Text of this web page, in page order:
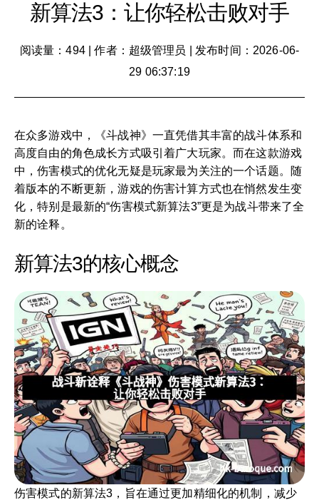
新算法3：让你轻松击败对手
阅读量：494|作者：超级管理员
发布时间：2026-06-
29 06:37:19
在众多游戏中，《斗战神》一直凭借其丰富的战斗体系和
高度自由的角色成长方式吸引着广大玩家。而在这款游戏
中，伤害模式的优化无疑是玩家最为关注的一个话题。随
着版本的不断更新，游戏的伤害计算方式也在悄然发生变
化，特别是最新的“伤害模式新算法3”更是为战斗带来了全
新的诠释。
新算法3的核心概念
伤害模式的新算法3，旨在通过更加精细化的机制，减少